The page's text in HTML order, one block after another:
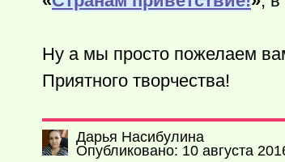
Ну а мы просто пожелаем
Приятного творчества!
Дарья Насибулина
Опубликовано: 10 августа